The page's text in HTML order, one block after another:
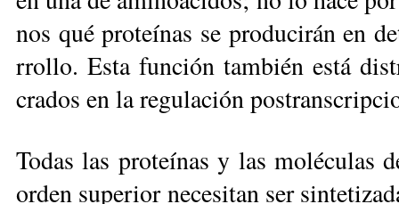
nos qué pro­teí­nas se pro­du­ci­rán en
rro­llo. Es­ta fun­ción tam­bién está
cra­dos en la re­gu­la­ción
To­das las pro­teí­nas y las mo­lé­cu­las
or­den su­pe­rior ne­ce­si­tan ser